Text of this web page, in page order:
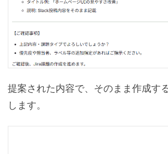
提案された内容で、そのまま作成す
します。